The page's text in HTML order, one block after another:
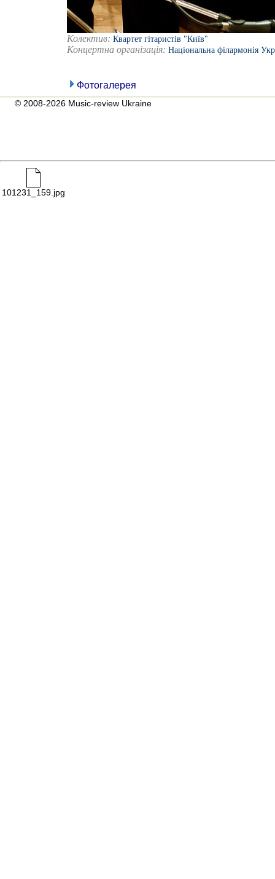
Колектив: Квартет гітаристів "Київ"
Концертна організація: Національна філармонія
Фотогалерея
© 2008-2026 Music-review Ukraine
101231_159.jpg